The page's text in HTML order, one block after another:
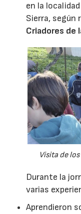
en la
Sierra, según
Criadores de
Visita de
Durante la
varias
Aprendieron